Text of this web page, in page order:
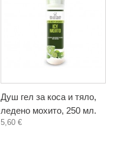
Душ гел за коса и тяло,
ледено мохито, 250 мл.
5,60 €